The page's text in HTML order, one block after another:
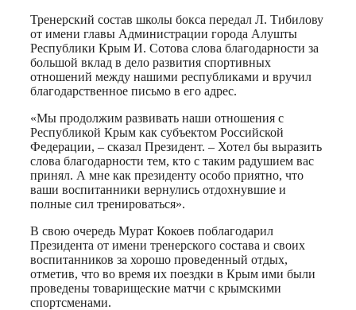
Тренерский состав школы бокса передал Л. Тибилову
от имени главы Администрации города Алушты
Республики Крым И. Сотова слова благодарности за
большой вклад в дело развития спортивных
отношений между нашими республиками и вручил
благодарственное письмо в его адрес.
«Мы продолжим развивать наши отношения с
Республикой Крым как субъектом Российской
Федерации, – сказал Президент. – Хотел бы выразить
слова благодарности тем, кто с таким радушием вас
принял. А мне как президенту особо приятно, что
ваши воспитанники вернулись отдохнувшие и
полные сил тренироваться».
В свою очередь Мурат Кокоев поблагодарил
Президента от имени тренерского состава и своих
воспитанников за хорошо проведенный отдых,
отметив, что во время их поездки в Крым ими были
проведены товарищеские матчи с крымскими
спортсменами.